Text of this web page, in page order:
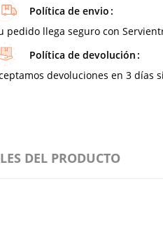
Política de envio
pedido llega seguro con
Política de devolución
devoluciones en 3 días
DEL PRODUCTO